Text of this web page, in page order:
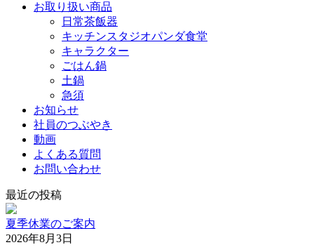
お取り扱い商品
日常茶飯器
キッチンスタジオパンダ食堂
キャラクター
ごはん鍋
土鍋
急須
お知らせ
社員のつぶやき
動画
よくある質問
お問い合わせ
最近の投稿
夏季休業のご案内
2026年8月3日